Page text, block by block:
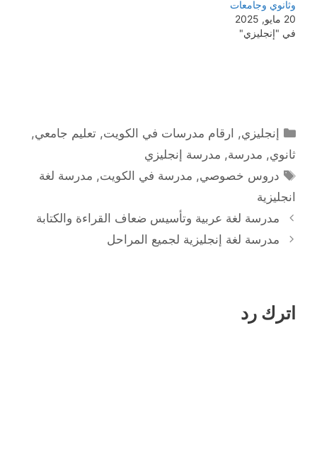
وثانوي وجامعات
20 مايو, 2025
في "إنجليزي"
التصنيفات
إنجليزي, ارقام مدرسات في الكويت,تعليم جامعي,
ثانوي, مدرسة, مدرسة إنجليزي
الوسوم
دروس خصوصي, مدرسة في الكويت, مدرسة لغة
انجليزية
مدرسة لغة عربية وتأسيس ضعاف القراءة والكتابة
مدرسة لغة إنجليزية لجميع المراحل
اترك رد